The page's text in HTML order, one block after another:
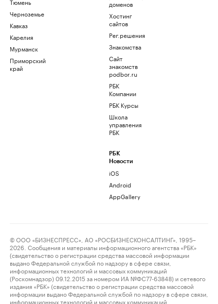
Черноземье
Кавказ
Карелия
Мурманск
Приморский
край
доменов
Хостинг
сайтов
Рег.решения
Знакомства
Сайт
знакомств
podbor.ru
РБК
Компании
РБК Курсы
Школа
управления
РБК
РБК
Новости
iOS
Android
AppGallery
© ООО «БИЗНЕСПРЕСС», АО «РОСБИЗНЕСКОНСАЛТИНГ», 1995–
2026. Сообщения и материалы информационного агентства «РБК»
(свидетельство о регистрации средства массовой информации
выдано Федеральной службой по надзору в сфере связи,
информационных технологий и массовых коммуникаций
(Роскомнадзор) 09.12.2015 за номером ИА №ФС77-63848) и сетевого
издания «РБК» (свидетельство о регистрации средства массовой
информации выдано Федеральной службой по надзору в сфере связи,
информационных технологий и массовых коммуникаций